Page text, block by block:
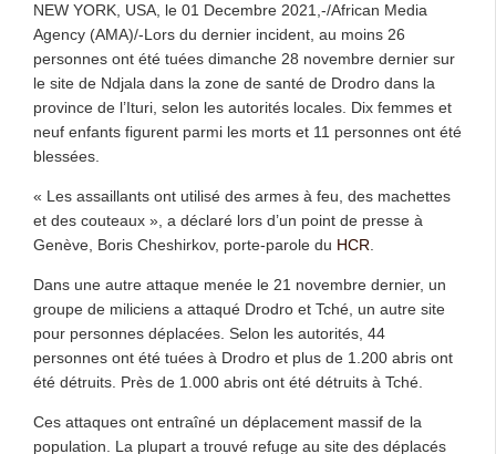
NEW YORK, USA, le 01 Decembre 2021,-/African Media
Agency (AMA)/-Lors du dernier incident, au moins 26
personnes ont été tuées dimanche 28 novembre dernier sur
le site de Ndjala dans la zone de santé de Drodro dans la
province de l’Ituri, selon les autorités locales. Dix femmes et
neuf enfants figurent parmi les morts et 11 personnes ont été
blessées.
« Les assaillants ont utilisé des armes à feu, des machettes
et des couteaux », a déclaré lors d’un point de presse à
Genève, Boris Cheshirkov, porte-parole du HCR.
Dans une autre attaque menée le 21 novembre dernier, un
groupe de miliciens a attaqué Drodro et Tché, un autre site
pour personnes déplacées. Selon les autorités, 44
personnes ont été tuées à Drodro et plus de 1.200 abris ont
été détruits. Près de 1.000 abris ont été détruits à Tché.
Ces attaques ont entraîné un déplacement massif de la
population. La plupart a trouvé refuge au site des déplacés